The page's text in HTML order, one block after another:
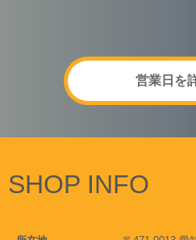
営業日を
SHOP INFO